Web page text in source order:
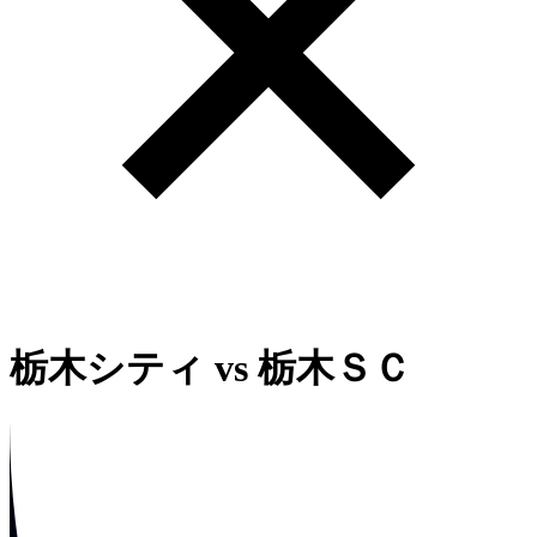
栃木シティ vs 栃木ＳＣ